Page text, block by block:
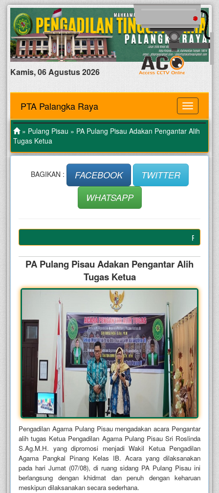
Kamis, 06 Agustus 2026
MENU
PTA Palangka Raya
» Pulang Pisau » PA Pulang Pisau Adakan Pengantar Alih
Tugas Ketua
BAGIKAN : FACEBOOK
TWITTER
WHATSAPP
PA Pulang
PA Pulang Pisau Adakan Pengantar Alih
Tugas Ketua
Pengadilan Agama Pulang Pisau mengadakan acara Pengantar
alih tugas Ketua Pengadilan Agama Pulang Pisau Sri Roslinda
S.Ag.M.H. yang dipromosi menjadi Wakil Ketua Pengadilan
Agama Pangkal Pinang Kelas IB. Acara yang dilaksanakan
pada hari Jumat (07/08), di ruang sidang PA Pulang Pisau ini
berlangsung dengan khidmat dan penuh dengan keharuan
meskipun dilaksanakan secara sederhana.